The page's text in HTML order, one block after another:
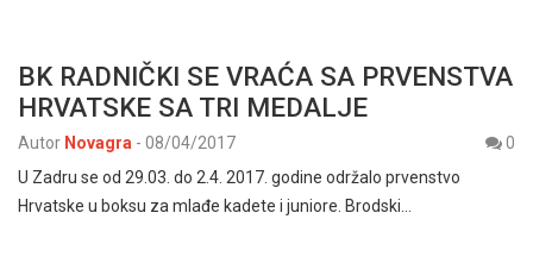
BK RADNIČKI SE VRAĆA SA PRVENSTVA
HRVATSKE SA TRI MEDALJE
Autor Novagra - 08/04/2017
0
U Zadru se od 29.03. do 2.4. 2017. godine održalo prvenstvo
Hrvatske u boksu za mlađe kadete i juniore. Brodski…